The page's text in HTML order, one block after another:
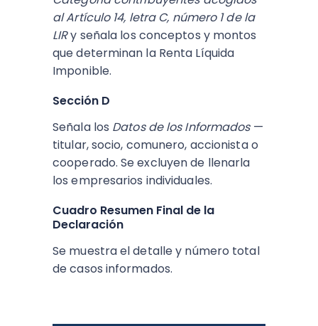
al Artículo 14, letra C, número 1 de la
LIRy señala los conceptos y montos
que determinan la Renta Líquida
Imponible.
Sección D
Señala los Datos de los Informados—
titular, socio, comunero, accionista o
cooperado. Se excluyen de llenarla
los empresarios individuales.
Cuadro Resumen Final de la
Declaración
Se muestra el detalle y número total
de casos informados.